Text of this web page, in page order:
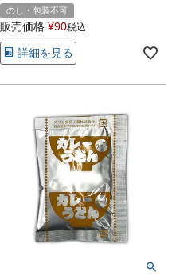
のし・包装不可
販売価格 ¥90税込
詳細を見る